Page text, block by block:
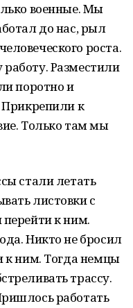
военные. Мы
до нас, рыл
роста.
Разместили
поротно и
Прикрепили к
Только там мы
стали летать
листовки с
к ним.
Никто не бросил
к ним. Тогда немцы
трассу.
работать